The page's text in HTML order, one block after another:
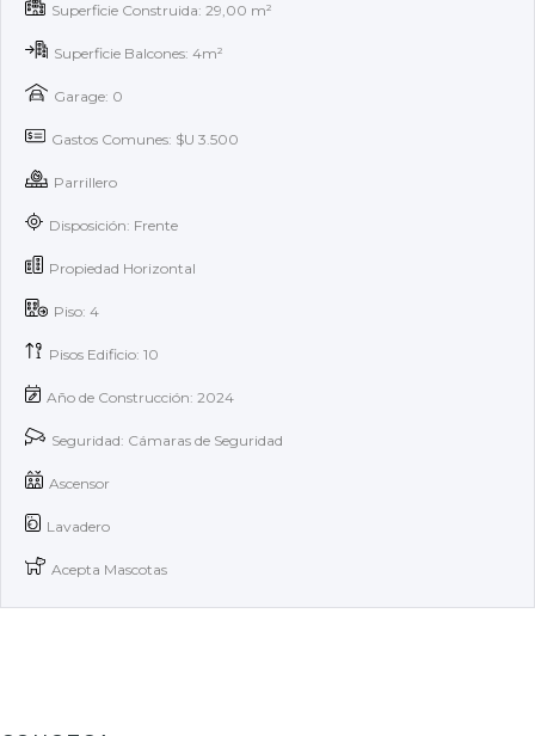
Superficie Construida: 29,00 m²
Superficie Balcones: 4m²
Garage: 0
Gastos Comunes: $U 3.500
Parrillero
Disposición: Frente
Propiedad Horizontal
Piso: 4
Pisos Edificio: 10
Año de Construcción: 2024
Seguridad: Cámaras de Seguridad
Ascensor
Lavadero
Acepta Mascotas